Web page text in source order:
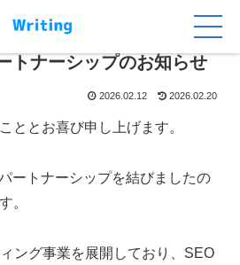
トナーシップのお知らせ
2026.02.12 2026.02.20
ととお喜び申し上げます。
ートナーシップを結びましたの
。
ング事業を展開しており、SEO